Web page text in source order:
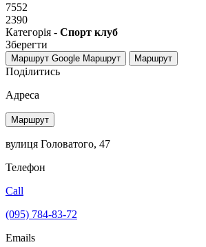
7552
2390
Категорія - Спорт клуб
Зберегти
Маршрут Google Маршрут Маршрут
Поділитись
Адреса
Маршрут
вулиця Головатого, 47
Телефон
Call
(095) 784-83-72
Emails